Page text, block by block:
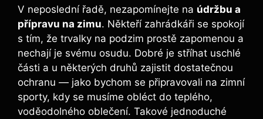
V neposlední řadě, nezapomínejte na údržbu a
přípravu na zimu. Někteří zahrádkáři se spokojí
s tím, že trvalky na podzim prostě zapomenou a
nechají je svému osudu. Dobré je stříhat uschlé
části a u některých druhů zajistit dostatečnou
ochranu — jako bychom se připravovali na zimní
sporty, kdy se musíme obléct do teplého,
voděodolného oblečení. Takové jednoduché